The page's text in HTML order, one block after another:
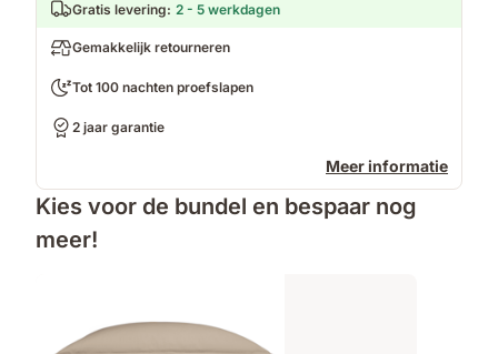
Gratis levering: 2 - 5 werkdagen
Gemakkelijk retourneren
Tot 100 nachten proefslapen
2 jaar garantie
Meer informatie
Kies voor de bundel en bespaar nog
meer!